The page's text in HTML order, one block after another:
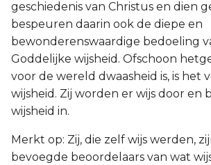
geschiedenis van Christus en dien
bespeuren daarin ook de diepe en
bewonderenswaardige bedoeling
Goddelijke wijsheid. Ofschoon
voor de wereld dwaasheid is, is het
wijsheid. Zij worden er wijs door en
wijsheid in.
Merkt op: Zij, die zelf wijs werden,
bevoegde beoordelaars van wat